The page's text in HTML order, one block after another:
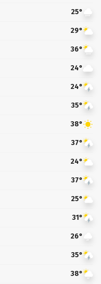
25°
29°
36°
24°
24°
35°
38°
37°
24°
37°
25°
31°
26°
35°
38°